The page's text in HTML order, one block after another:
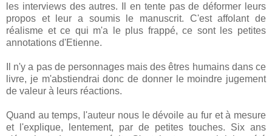
les interviews des autres. Il en tente pas de déformer leurs
propos et leur a soumis le manuscrit. C'est affolant de
réalisme et ce qui m'a le plus frappé, ce sont les petites
annotations d'Etienne.
Il n'y a pas de personnages mais des êtres humains dans ce
livre, je m'abstiendrai donc de donner le moindre jugement
de valeur à leurs réactions.
Quand au temps, l'auteur nous le dévoile au fur et à mesure
et l'explique, lentement, par de petites touches. Six ans